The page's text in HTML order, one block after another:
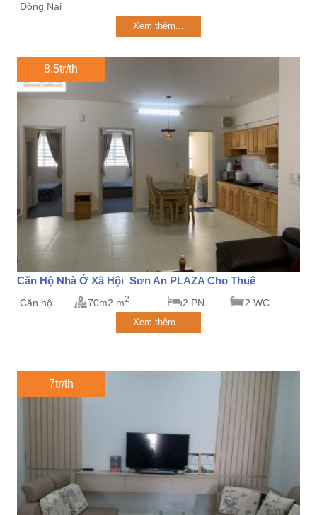
Đồng Nai
Xem thêm...
8.5tr/th
Căn Hộ Nhà Ở Xã Hội Sơn An PLAZA Cho Thuê
Căn hộ 70m2 m2 2 PN 2 WC
Xem thêm...
7tr/th